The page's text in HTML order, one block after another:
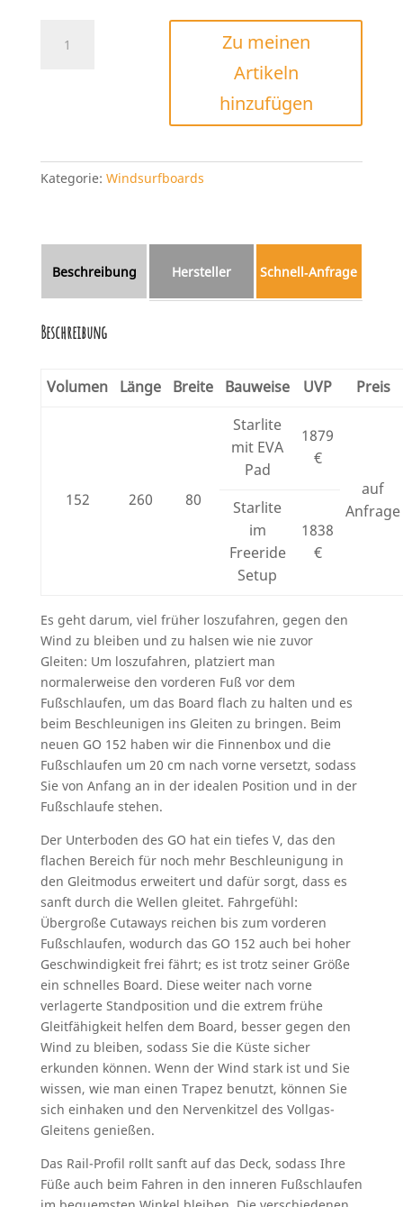
Zu meinen
Artikeln
hinzufügen
Kategorie: Windsurfboards
Beschreibung Hersteller Schnell‑Anfrage
Beschreibung
Volumen Länge Breite Bauweise UVP Preis
152 260 80
Starlite
mit EVA
Pad
1879
€
auf
Anfrage
Starlite
im
Freeride
Setup
1838
€
Es geht darum, viel früher loszufahren, gegen den
Wind zu bleiben und zu halsen wie nie zuvor
Gleiten: Um loszufahren, platziert man
normalerweise den vorderen Fuß vor dem
Fußschlaufen, um das Board flach zu halten und es
beim Beschleunigen ins Gleiten zu bringen. Beim
neuen GO 152 haben wir die Finnenbox und die
Fußschlaufen um 20 cm nach vorne versetzt, sodass
Sie von Anfang an in der idealen Position und in der
Fußschlaufe stehen.
Der Unterboden des GO hat ein tiefes V, das den
flachen Bereich für noch mehr Beschleunigung in
den Gleitmodus erweitert und dafür sorgt, dass es
sanft durch die Wellen gleitet. Fahrgefühl:
Übergroße Cutaways reichen bis zum vorderen
Fußschlaufen, wodurch das GO 152 auch bei hoher
Geschwindigkeit frei fährt; es ist trotz seiner Größe
ein schnelles Board. Diese weiter nach vorne
verlagerte Standposition und die extrem frühe
Gleitfähigkeit helfen dem Board, besser gegen den
Wind zu bleiben, sodass Sie die Küste sicher
erkunden können. Wenn der Wind stark ist und Sie
wissen, wie man einen Trapez benutzt, können Sie
sich einhaken und den Nervenkitzel des Vollgas-
Gleitens genießen.
Das Rail-Profil rollt sanft auf das Deck, sodass Ihre
Füße auch beim Fahren in den inneren Fußschlaufen